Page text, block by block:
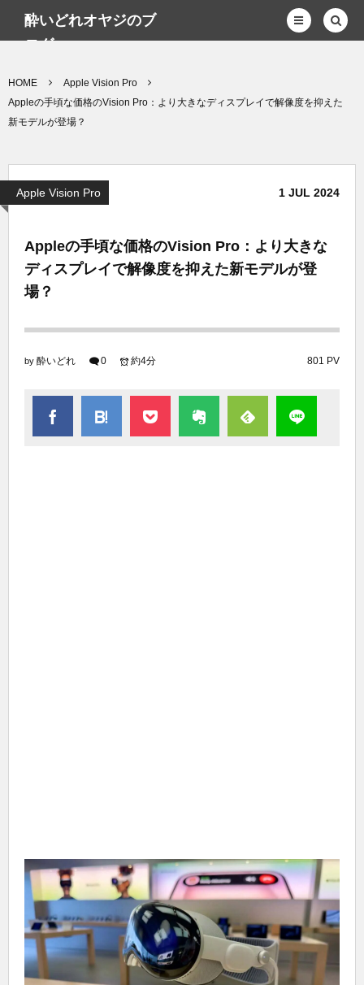
酔いどれオヤジのブ
ログwp
HOME
Apple Vision Pro
Appleの手頃な価格のVision Pro：より大きなディスプレイで解像度を抑えた
新モデルが登場？
Apple Vision Pro 1 JUL 2024
Appleの手頃な価格のVision Pro：より大きな
ディスプレイで解像度を抑えた新モデルが登
場？
by 酔いどれ 0 801 PV
約4分